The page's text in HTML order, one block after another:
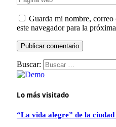
Guarda mi nombre,
este navegador para la
Buscar:
Lo más visitado
“La vida alegre” de la ciudad